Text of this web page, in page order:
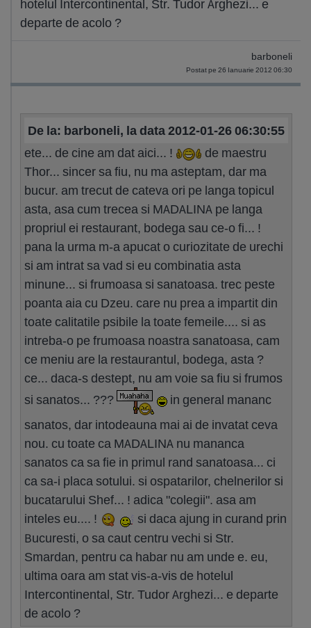
hotelul Intercontinental, Str. Tudor Arghezi... e
departe de acolo ?
barboneli
Postat pe 26 Ianuarie 2012 06:30
De la: barboneli, la data 2012-01-26 06:30:55
ete... de cine am dat aici... !
de maestru
Thor... sincer sa fiu, nu ma asteptam, dar ma
bucur. am trecut de cateva ori pe langa topicul
asta, asa cum trecea si MADALINA pe langa
propriul ei restaurant, bodega sau ce-o fi... !
pana la urma m-a apucat o curiozitate de urechi
si am intrat sa vad si eu combinatia asta
minune... si frumoasa si sanatoasa. trec peste
poanta aia cu Dzeu. care nu prea a impartit din
toate calitatile psibile la toate femeile.... si as
intreba-o pe frumoasa noastra sanatoasa, cam
ce meniu are la restaurantul, bodega, asta ?
ce... daca-s destept, nu am voie sa fiu si frumos
si sanatos... ???
in general mananc
sanatos, dar intodeauna mai ai de invatat ceva
nou. cu toate ca MADALINA nu mananca
sanatos ca sa fie in primul rand sanatoasa... ci
ca sa-i placa sotului. si ospatarilor, chelnerilor si
bucatarului Shef... ! adica "colegii". asa am
inteles eu.... !
si daca ajung in curand prin
Bucuresti, o sa caut centru vechi si Str.
Smardan, pentru ca habar nu am unde e. eu,
ultima oara am stat vis-a-vis de hotelul
Intercontinental, Str. Tudor Arghezi... e departe
de acolo ?